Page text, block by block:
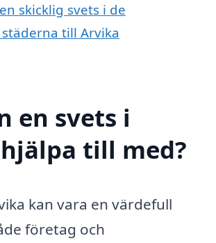
skicklig svets i de
till Arvika
en svets i
till med?
kan vara en värdefull
företag och